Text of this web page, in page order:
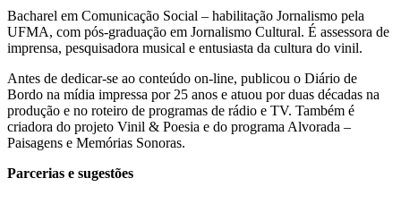
Bacharel em Comunicação Social – habilitação Jornalismo pela
UFMA, com pós-graduação em Jornalismo Cultural. É assessora de
imprensa, pesquisadora musical e entusiasta da cultura do vinil.
Antes de dedicar-se ao conteúdo on-line, publicou o Diário de
Bordo na mídia impressa por 25 anos e atuou por duas décadas na
produção e no roteiro de programas de rádio e TV. Também é
criadora do projeto Vinil & Poesia e do programa Alvorada –
Paisagens e Memórias Sonoras.
Parcerias e sugestões